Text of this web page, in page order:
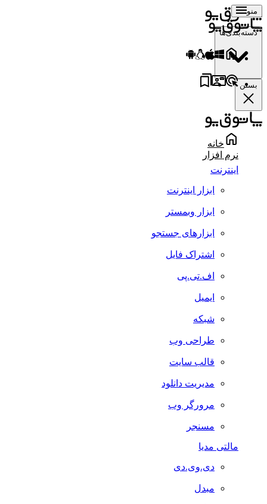
منو
دسته‌بندی‌ها
بستن
خانه
نرم افزار
اینترنت
ابزار اینترنت
ابزار وبمستر
ابزارهای جستجو
اشتراک فایل
اف.تی.پی
ایمیل
شبکه
طراحی وب
قالب سایت
مدیریت دانلود
مرورگر وب
مسنجر
مالتی مدیا
دی.وی.دی
مبدل